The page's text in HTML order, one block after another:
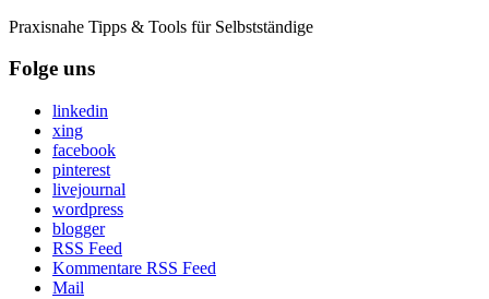
Praxisnahe Tipps & Tools für Selbstständige
Folge uns
linkedin
xing
facebook
pinterest
livejournal
wordpress
blogger
RSS Feed
Kommentare RSS Feed
Mail